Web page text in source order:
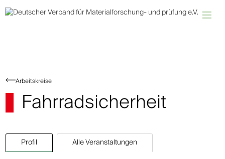
Arbeitskreise
Fahrradsicherheit
Profil Alle Veranstaltungen